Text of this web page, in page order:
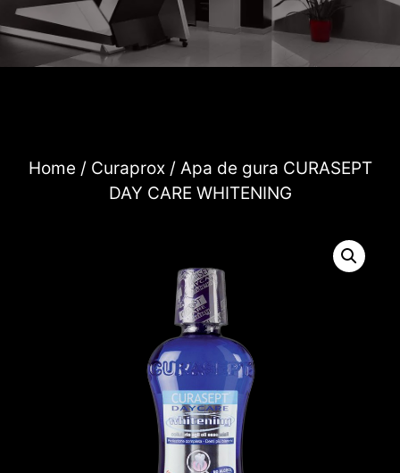
Home / Curaprox/ Apa de gura CURASEPT
DAY CARE WHITENING